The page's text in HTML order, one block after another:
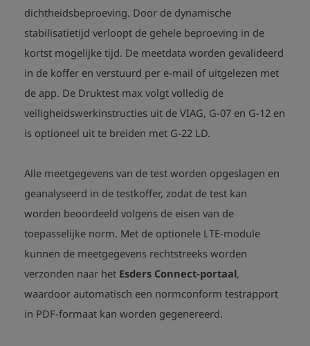
dichtheidsbeproeving. Door de dynamische
stabilisatietijd verloopt de gehele beproeving in de
kortst mogelijke tijd. De meetdata worden gevalideerd
in de koffer en verstuurd per e-mail of uitgelezen met
de app. De Druktest max volgt volledig de
veiligheidswerkinstructies uit de VIAG, G-07 en G-12 en
is optioneel uit te breiden met G-22 LD.
Alle meetgegevens van de test worden opgeslagen en
geanalyseerd in de testkoffer, zodat de test kan
worden beoordeeld volgens de eisen van de
toepasselijke norm. Met de optionele LTE-module
kunnen de meetgegevens rechtstreeks worden
verzonden naar het Esders Connect-portaal,
waardoor automatisch een normconform testrapport
in PDF-formaat kan worden gegenereerd.